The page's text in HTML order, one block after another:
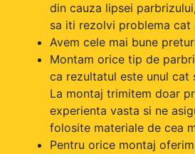
din cauza lipsei
sa iti rezolvi problema cat
Avem cele mai bune
Montam orice tip de
ca rezultatul este unul cat
La montaj trimitem doar
experienta vasta si ne
folosite materiale de cea
Pentru orice montaj